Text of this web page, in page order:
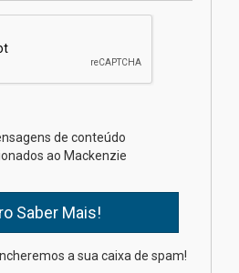
do segundo semestre
04.08.2026
prepara seus
estudantes para o PAS antes
do Ensino Médio
educação dos filhos além da
de conteúdo
ao Mackenzie
a sua caixa de spam!